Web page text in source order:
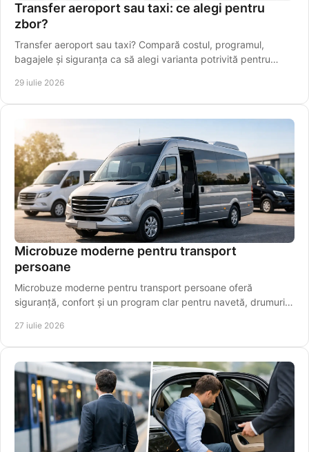
Transfer aeroport sau taxi: ce alegi pentru
zbor?
Transfer aeroport sau taxi? Compară costul, programul,
bagajele și siguranța ca să alegi varianta potrivită pentru
29 iulie 2026
Microbuze moderne pentru transport
persoane
Microbuze moderne pentru transport persoane oferă
siguranță, confort și un program clar pentru navetă, drumuri
27 iulie 2026